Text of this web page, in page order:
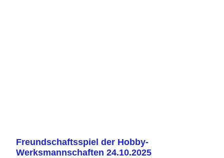
Freundschaftsspiel der Hobby-
Werksmannschaften 24.10.2025